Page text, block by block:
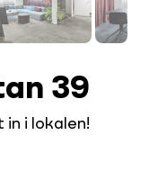
39
in i lokalen!